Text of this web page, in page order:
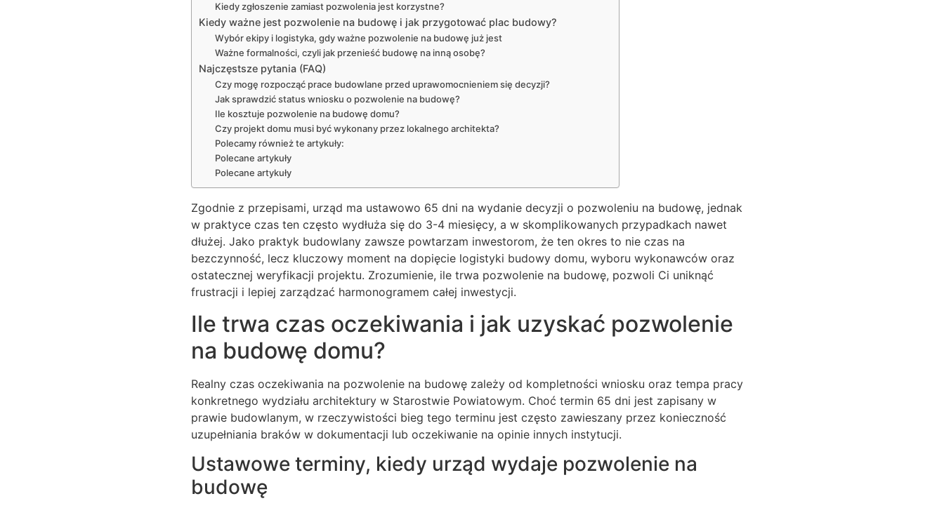
Kiedy zgłoszenie zamiast pozwolenia jest korzystne?
Kiedy ważne jest pozwolenie na budowę i jak przygotować plac budowy?
Wybór ekipy i logistyka, gdy ważne pozwolenie na budowę już jest
Ważne formalności, czyli jak przenieść budowę na inną osobę?
Najczęstsze pytania (FAQ)
Czy mogę rozpocząć prace budowlane przed uprawomocnieniem się decyzji?
Jak sprawdzić status wniosku o pozwolenie na budowę?
Ile kosztuje pozwolenie na budowę domu?
Czy projekt domu musi być wykonany przez lokalnego architekta?
Polecamy również te artykuły:
Polecane artykuły
Polecane artykuły
Zgodnie z przepisami, urząd ma ustawowo 65 dni na wydanie decyzji o pozwoleniu na budowę, jednak
w praktyce czas ten często wydłuża się do 3-4 miesięcy, a w skomplikowanych przypadkach nawet
dłużej. Jako praktyk budowlany zawsze powtarzam inwestorom, że ten okres to nie czas na
bezczynność, lecz kluczowy moment na dopięcie logistyki budowy domu, wyboru wykonawców oraz
ostatecznej weryfikacji projektu. Zrozumienie, ile trwa pozwolenie na budowę, pozwoli Ci uniknąć
frustracji i lepiej zarządzać harmonogramem całej inwestycji.
Ile trwa czas oczekiwania i jak uzyskać pozwolenie
na budowę domu?
Realny czas oczekiwania na pozwolenie na budowę zależy od kompletności wniosku oraz tempa pracy
konkretnego wydziału architektury w Starostwie Powiatowym. Choć termin 65 dni jest zapisany w
prawie budowlanym, w rzeczywistości bieg tego terminu jest często zawieszany przez konieczność
uzupełniania braków w dokumentacji lub oczekiwanie na opinie innych instytucji.
Ustawowe terminy, kiedy urząd wydaje pozwolenie na
budowę